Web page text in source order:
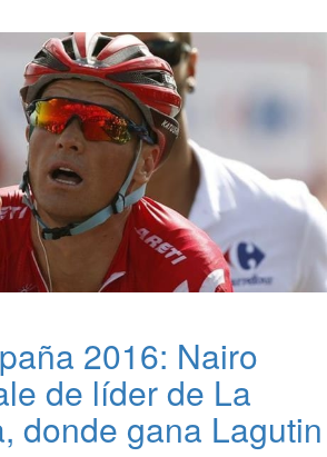
2016: Nairo
de líder de La
donde gana Lagutin